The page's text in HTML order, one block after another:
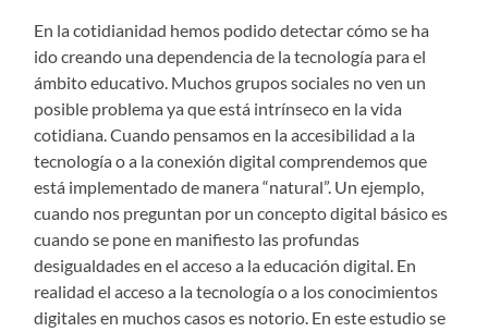
En la cotidianidad hemos podido detectar cómo se ha
ido creando una dependencia de la tecnología para el
ámbito educativo. Muchos grupos sociales no ven un
posible problema ya que está intrínseco en la vida
cotidiana. Cuando pensamos en la accesibilidad a la
tecnología o a la conexión digital comprendemos que
está implementado de manera “natural”. Un ejemplo,
cuando nos preguntan por un concepto digital básico es
cuando se pone en manifiesto las profundas
desigualdades en el acceso a la educación digital. En
realidad el acceso a la tecnología o a los conocimientos
digitales en muchos casos es notorio. En este estudio se